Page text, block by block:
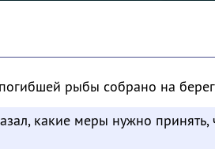
рыбы собрано на
какие меры нужно